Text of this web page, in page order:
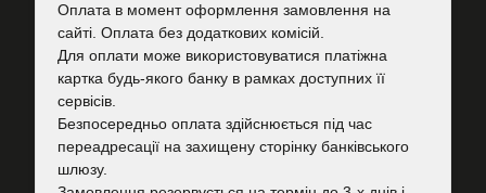
Оплата в момент оформлення замовлення на
сайті. Оплата без додаткових комісій.
Для оплати може використовуватися платіжна
картка будь-якого банку в рамках доступних її
сервісів.
Безпосередньо оплата здійснюється під час
переадресації на захищену сторінку банківського
шлюзу.